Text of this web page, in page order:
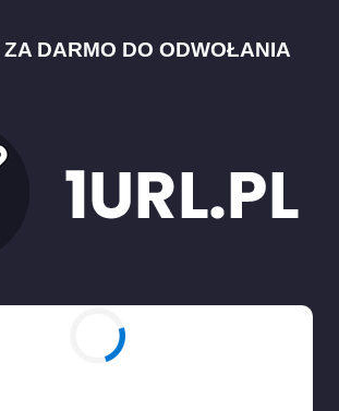
ZA DARMO DO ODWOŁANIA